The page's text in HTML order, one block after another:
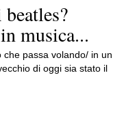
musica...
passa volando/ in un
di oggi sia stato il